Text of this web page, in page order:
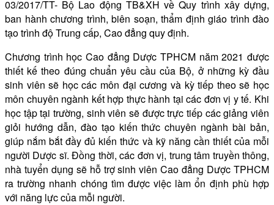
03/2017/TT- Bộ Lao động TB&XH về Quy trình xây dựng,
ban hành chương trình, biên soạn, thẩm định giáo trình đào
tạo trình độ Trung cấp, Cao đẳng quy định.
Chương trình học Cao đẳng Dược TPHCM năm 2021 được
thiết kế theo đúng chuẩn yêu cầu của Bộ, ở những kỳ đầu
sinh viên sẽ học các môn đại cương và kỳ tiếp theo sẽ học
môn chuyên ngành kết hợp thực hành tại các đơn vị y tế. Khi
học tập tại trường, sinh viên sẽ được trực tiếp các giảng viên
giỏi hướng dẫn, đào tạo kiến thức chuyên ngành bài bản,
giúp nắm bắt đầy đủ kiến thức và kỹ năng cần thiết của mỗi
người Dược sĩ. Đồng thời, các đơn vị, trung tâm truyền thông,
nhà tuyển dụng sẽ hỗ trợ sinh viên Cao đẳng Dược TPHCM
ra trường nhanh chóng tìm được việc làm ổn định phù hợp
với năng lực của mỗi người.